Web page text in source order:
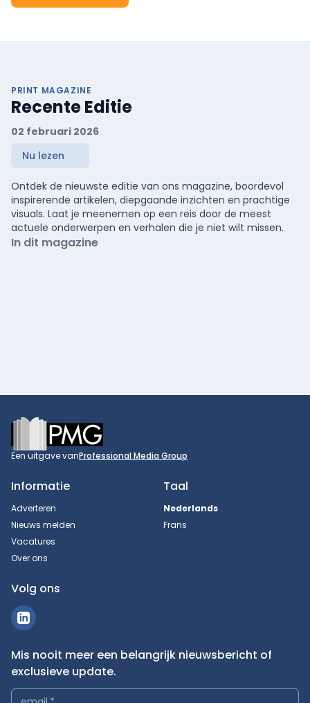
PRINT MAGAZINE
Recente Editie
02 februari 2026
Nu lezen
Ontdek de nieuwste editie van ons magazine, boordevol
inspirerende artikelen, diepgaande inzichten en prachtige
visuals. Laat je meenemen op een reis door de meest
actuele onderwerpen en verhalen die je niet wilt missen.
In dit magazine
Footer
Een uitgave vanProfessional Media Group
Informatie
Adverteren
Nieuws melden
Vacatures
Over ons
Taal
Nederlands
Frans
Volg ons
Mis nooit meer een belangrijk nieuwsbericht of
exclusieve update.